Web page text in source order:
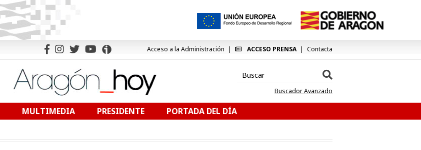
Acceso a la Administración ACCESO PRENSA Contacta
Buscador Avanzado
MULTIMEDIA PRESIDENTE PORTADA DEL DÍA